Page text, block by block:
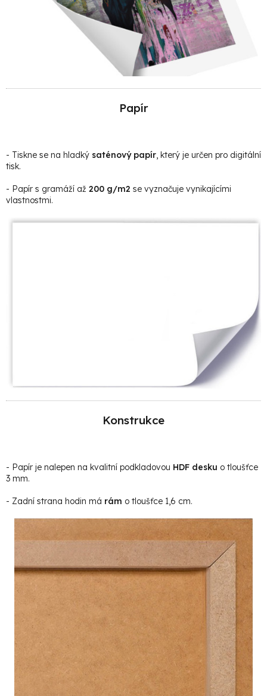
Papír
- Tiskne se na hladký saténový papír, který je určen pro digitální
tisk.
- Papír s gramáží až 200 g/m2 se vyznačuje vynikajícími
vlastnostmi.
Konstrukce
- Papír je nalepen na kvalitní podkladovou HDF desku o tloušťce
3 mm.
- Zadní strana hodin má rám o tloušťce 1,6 cm.